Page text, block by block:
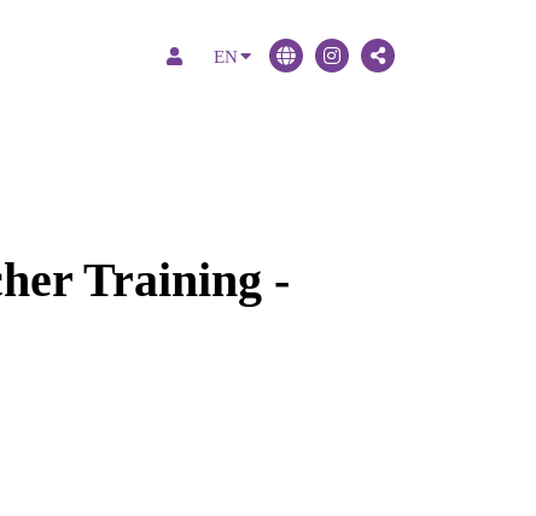
EN
Training -